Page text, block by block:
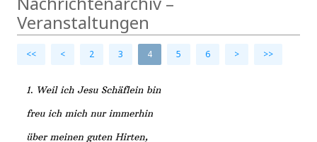
Veranstaltungen
<< < 2 3 4 5 6 > >>